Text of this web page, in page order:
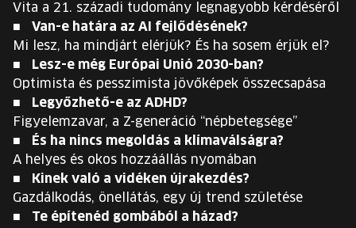
Vita a 21. századi tudomány legnagyobb kérdéséről
Van-e határa az AI fejlődésének?
Mi lesz, ha mindjárt elérjük? És ha sosem érjük el?
Lesz-e még Európai Unió 2030-ban?
Optimista és pesszimista jövőképek összecsapása
Legyőzhető-e az ADHD?
Figyelemzavar, a Z-generáció “népbetegsége”
És ha nincs megoldás a klímaválságra?
A helyes és okos hozzáállás nyomában
Kinek való a vidéken újrakezdés?
Gazdálkodás, önellátás, egy új trend születése
Te építenéd gombából a házad?